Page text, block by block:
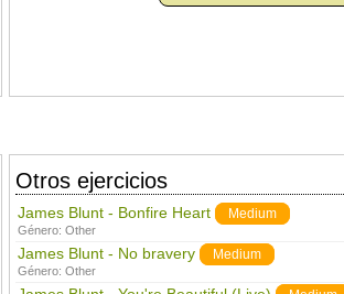
Otros ejercicios
James Blunt - Bonfire Heart Medium
Género: Other
James Blunt - No bravery Medium
Género: Other